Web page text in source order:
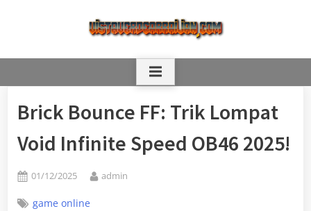
Brick Bounce FF: Trik Lompat
Void Infinite Speed OB46 2025!
Posted
01/12/2025 By
admin
game online